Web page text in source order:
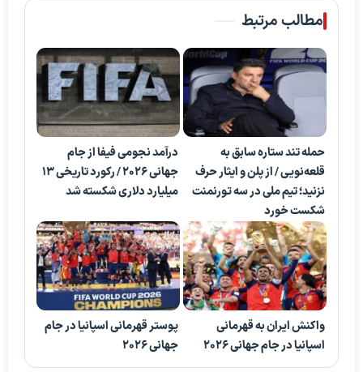
مطالب مرتبط
حمله تند ستاره سابق به
قلعه‌نویی / از پلن و ایثار حرف
نزنید؛ تیم ملی در سه تورنمنت
شکست خورد
درآمد نجومی فیفا از جام
جهانی ۲۰۲۶ / رکورد تاریخی ۱۳
میلیارد دلاری شکسته شد
واکنش ایران به قهرمانی
اسپانیا در جام جهانی ۲۰۲۶
پوستر قهرمانی اسپانیا در جام
جهانی ۲۰۲۶